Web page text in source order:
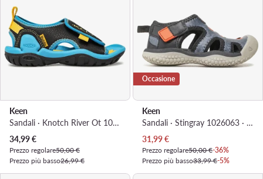
Keen
Sandali · Knotch River Ot 1025662 · Nero
Prezzo attuale
34,99€
Prezzo regolare50,00 €
Prezzo più basso26,99 €
Occasione
Keen
Sandali · Stingray 1026063 · Grigio
Prezzo attuale
31,99€
Prezzo regolare50,00 €-36%
Prezzo più basso33,99 €-5%